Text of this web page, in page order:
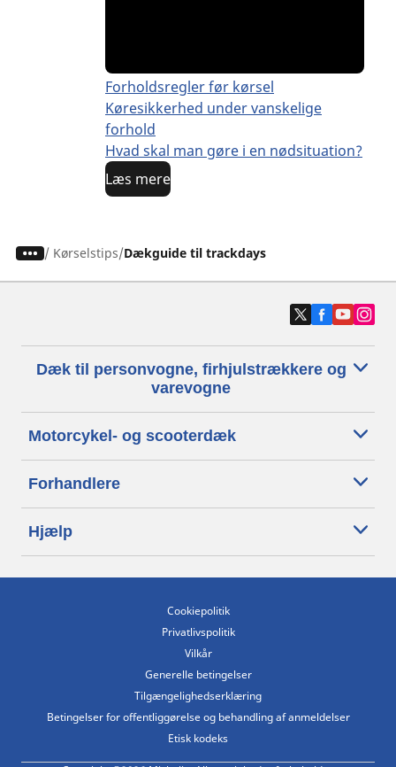
Forholdsregler før kørsel
Køresikkerhed under vanskelige
forhold
Hvad skal man gøre i en nødsituation?
Læs mere
/ Kørselstips Dækguide til trackdays
Dæk til personvogne, firhjulstrækkere og
varevogne
Motorcykel- og scooterdæk
Forhandlere
Hjælp
Cookiepolitik
Privatlivspolitik
Vilkår
Generelle betingelser
Tilgængelighedserklæring
Betingelser for offentliggørelse og behandling af anmeldelser
Etisk kodeks